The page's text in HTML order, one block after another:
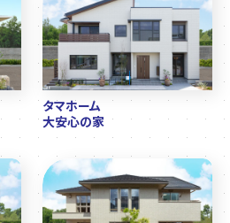
タマホーム
大安心の家